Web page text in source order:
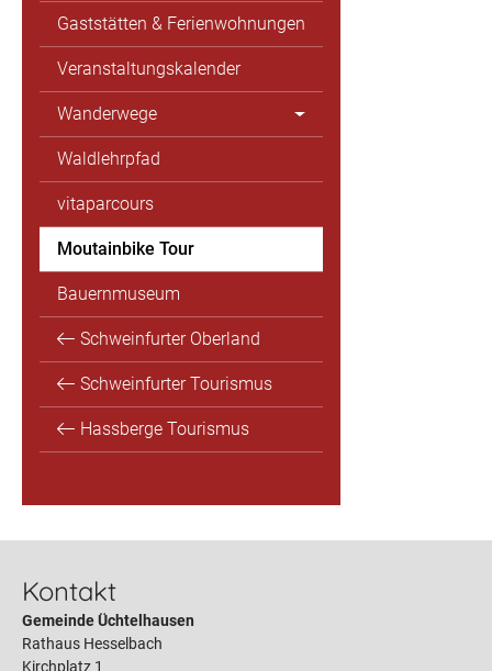
Gaststätten & Ferienwohnungen
Veranstaltungskalender
Wanderwege
Waldlehrpfad
vitaparcours
Moutainbike Tour
Bauernmuseum
Schweinfurter Oberland
Schweinfurter Tourismus
Hassberge Tourismus
Kontakt
Gemeinde Üchtelhausen
Rathaus Hesselbach